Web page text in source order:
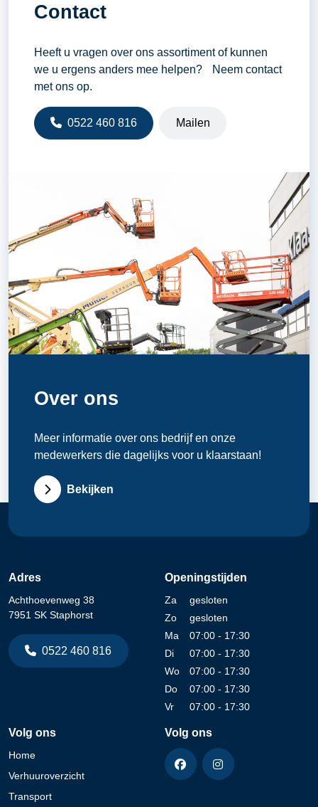
Contact
Heeft u vragen over ons assortiment of kunnen
we u ergens anders mee helpen? Neem contact
met ons op.
0522 460 816 Mailen
Over ons
Meer informatie over ons bedrijf en onze
medewerkers die dagelijks voor u klaarstaan!
Bekijken
Adres
Achthoevenweg 38
7951 SK Staphorst
0522 460 816
Openingstijden
Za
gesloten
Zo
gesloten
Ma
07:00 - 17:30
Di
07:00 - 17:30
Wo
07:00 - 17:30
Do
07:00 - 17:30
Vr
07:00 - 17:30
Volg ons
Home
Verhuuroverzicht
Transport
Volg ons